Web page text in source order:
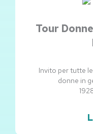
Tour
Invito per tutte
donne in